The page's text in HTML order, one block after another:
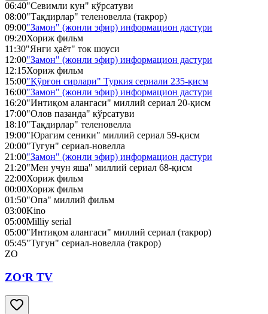
06:40"Севимли кун" кўрсатуви
08:00"Тақдирлар" теленовелла (такрор)
09:00"Замон" (жонли эфир) информацион дастури
09:20Хориж фильм
11:30"Янги ҳаёт" ток шоуси
12:00"Замон" (жонли эфир) информацион дастури
12:15Хориж фильм
15:00"Қўрғон сирлари" Туркия сериали 235-қисм
16:00"Замон" (жонли эфир) информацион дастури
16:20"Интиқом алангаси" миллий сериал 20-қисм
17:00"Олов пазанда" кўрсатуви
18:10"Тақдирлар" теленовелла
19:00"Юрагим сеники" миллий сериал 59-қисм
20:00"Тугун" сериал-новелла
21:00"Замон" (жонли эфир) информацион дастури
21:20"Мен учун яша" миллий сериал 68-қисм
22:00Хориж фильм
00:00Хориж фильм
01:50"Опа" миллий фильм
03:00Kino
05:00Milliy serial
05:00"Интиқом алангаси" миллий сериал (такрор)
05:45"Тугун" сериал-новелла (такрор)
ZO
ZO‘R TV